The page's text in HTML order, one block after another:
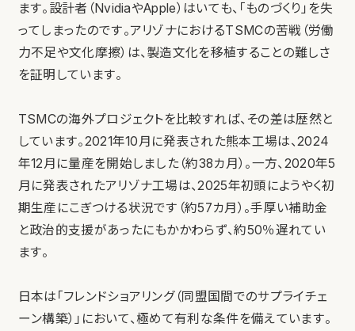
ます。設計者（NvidiaやApple）はいても、「ものづくり」を失
ってしまったのです。アリゾナにおけるTSMCの苦戦（労働
力不足や文化摩擦）は、製造文化を移植することの難しさ
を証明しています。
TSMCの海外プロジェクトを比較すれば、その差は歴然と
しています。2021年10月に発表された熊本工場は、2024
年12月に量産を開始しました（約38カ月）。一方、2020年5
月に発表されたアリゾナ工場は、2025年初頭にようやく初
期生産にこぎつける状況です（約57カ月）。手厚い補助金
と政治的支援があったにもかかわらず、約50％遅れてい
ます。
日本は「フレンドショアリング（同盟国間でのサプライチェ
ーン構築）」において、極めて有利な条件を備えています。